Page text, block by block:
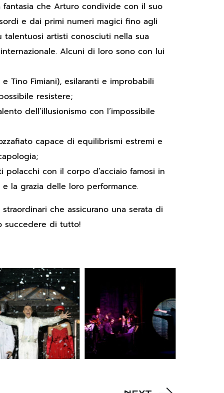
che Arturo condivide con il suo
e dai primi numeri magici fino agli
artisti conosciuti nella sua
Alcuni di loro sono con lui
Tino Fimiani), esilaranti e improbabili
resistere;
dell’illusionismo con l’impossibile
capace di equilibrismi estremi e
polacchi con il corpo d’acciaio famosi in
la grazia delle loro performance.
che assicurano una serata di
succedere di tutto!